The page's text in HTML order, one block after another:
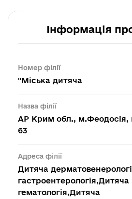
Інформація
Номер філії
"Міська дитяча
Назва філії
АР Крим обл., м.Феодосія,
63
Адреса філії
Дитяча
гастроентерологія,Дитяча
гематологія,Дитяча